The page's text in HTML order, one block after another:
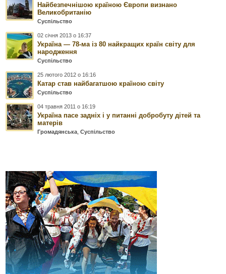
Найбезпечнішою країною Європи визнано
Великобританію
Суспільство
02 січня 2013 о 16:37
Україна — 78-ма із 80 найкращих країн світу для
народження
Суспільство
25 лютого 2012 о 16:16
Катар став найбагатшою країною світу
Суспільство
04 травня 2011 о 16:19
Україна пасе задніх і у питанні добробуту дітей та
матерів
Громадянська ,Суспільство